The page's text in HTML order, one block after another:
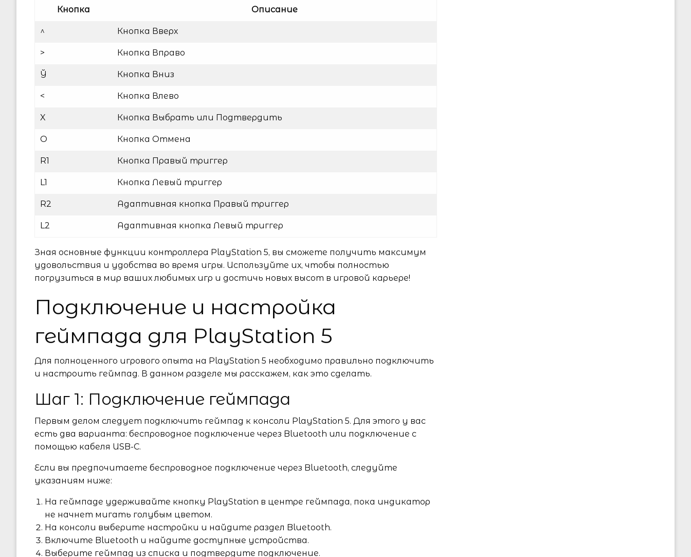
Кнопка Описание
^ Кнопка Вверх
> Кнопка Вправо
Ў Кнопка Вниз
< Кнопка Влево
X Кнопка Выбрать или Подтвердить
O Кнопка Отмена
R1 Кнопка Правый триггер
L1 Кнопка Левый триггер
R2 Адаптивная кнопка Правый триггер
L2 Адаптивная кнопка Левый триггер
Зная основные функции контроллера PlayStation 5, вы сможете получить максимум
удовольствия и удобства во время игры. Используйте их, чтобы полностью
погрузиться в мир ваших любимых игр и достичь новых высот в игровой карьере!
Подключение и настройка
геймпада для PlayStation 5
Для полноценного игрового опыта на PlayStation 5 необходимо правильно подключить
и настроить геймпад. В данном разделе мы расскажем, как это сделать.
Шаг 1: Подключение геймпада
Первым делом следует подключить геймпад к консоли PlayStation 5. Для этого у вас
есть два варианта: беспроводное подключение через Bluetooth или подключение с
помощью кабеля USB-C.
Если вы предпочитаете беспроводное подключение через Bluetooth, следуйте
указаниям ниже:
На геймпаде удерживайте кнопку PlayStation в центре геймпада, пока индикатор
не начнет мигать голубым цветом.
На консоли выберите настройки и найдите раздел Bluetooth.
Включите Bluetooth и найдите доступные устройства.
Выберите геймпад из списка и подтвердите подключение.